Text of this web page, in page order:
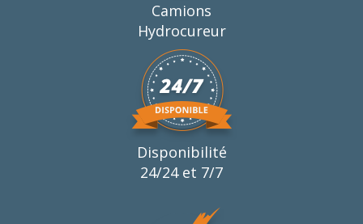
Camions
Hydrocureur
Disponibilité
24/24 et 7/7